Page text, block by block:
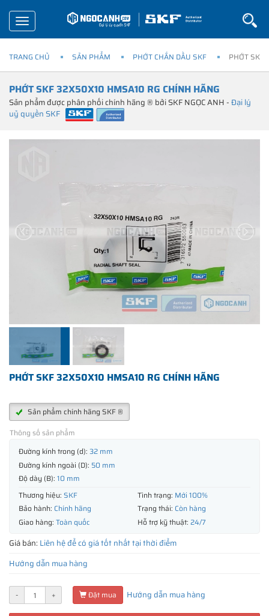
Toggle
navigation
TRANG CHỦ SẢN PHẨM PHỚT CHẮN DẦU SKF PHỚT SKF
PHỚT SKF 32X50X10 HMSA10 RG CHÍNH HÃNG
Sản phẩm được phân phối chính hãng ® bởi SKF NGỌC ANH -Đại lý
uỷ quyền SKF
PHỚT SKF 32X50X10 HMSA10 RG CHÍNH HÃNG
Sản phẩm chính hãng SKF ®
Thông số sản phẩm
Đường kính trong (d): 32 mm
Đường kính ngoài (D): 50 mm
Độ dày (B): 10 mm
Thương hiệu: SKF Tình trạng: Mới 100%
Bảo hành: Chính hãng Trạng thái: Còn hàng
Giao hàng: Toàn quốc Hỗ trợ kỹ thuật: 24/7
Giá bán: Liên hệ để có giá tốt nhất tại thời điểm
Hướng dẫn mua hàng
- + Đặt mua Hướng dẫn mua hàng